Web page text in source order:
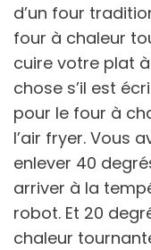
d’un four
four à chaleur
cuire votre plat à
chose s’il est
pour le four à
l’air fryer. Vous
enlever 40
arriver à la
robot. Et 20
chaleur